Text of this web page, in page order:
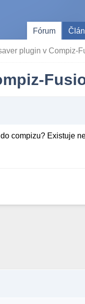
Fórum
plugin v Compiz-
compizu? Existuje